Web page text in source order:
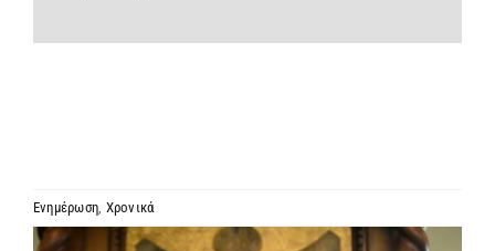
KEIMENA
Ενημέρωση, Χρονικά
Προβολή